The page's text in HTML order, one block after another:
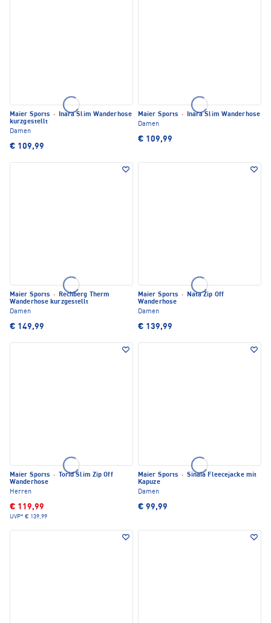
Maier Sports ·
Inara Slim Wanderhose
kurzgestellt
Damen
€ 109,99
Maier Sports ·
Inara Slim Wanderhose
Damen
€ 109,99
Maier Sports ·
Rechberg Therm
Wanderhose kurzgestellt
Damen
€ 149,99
Maier Sports ·
Nata Zip Off
Wanderhose
Damen
€ 139,99
Maier Sports ·
Torid Slim Zip Off
Wanderhose
Herren
€ 119,99
UVP* € 139,99
Maier Sports · Sinaia Fleecejacke mit
Kapuze
Damen
€ 99,99